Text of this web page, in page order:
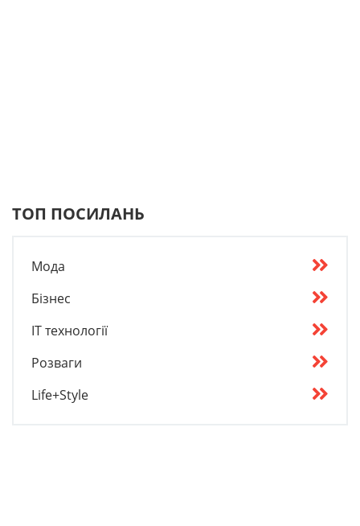
ТОП ПОСИЛАНЬ
Мода
Бізнес
IT технології
Розваги
Life+Style